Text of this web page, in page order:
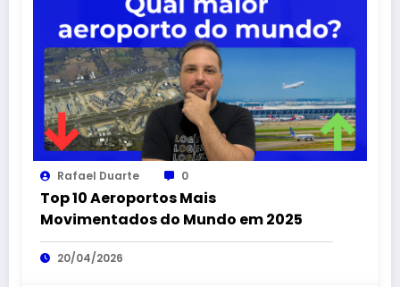
Rafael Duarte 0
Top 10 Aeroportos Mais
Movimentados do Mundo em 2025
20/04/2026